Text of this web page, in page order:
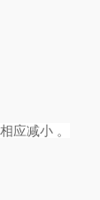
应减小 。‌‌‌